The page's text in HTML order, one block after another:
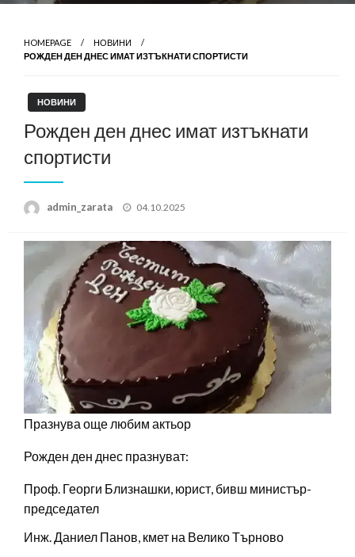
HOMEPAGE
НОВИНИ
РОЖДЕН ДЕН ДНЕС ИМАТ ИЗТЪКНАТИ СПОРТИСТИ
НОВИНИ
Рожден ден днес имат изтъкнати
спортисти
admin_zarata
Posted
04.10.2025
Празнува още любим актьор
Рожден ден днес празнуват:
Проф. Георги Близнашки, юрист, бивш министър-
председател
Инж. Даниел Панов, кмет на Велико Търново